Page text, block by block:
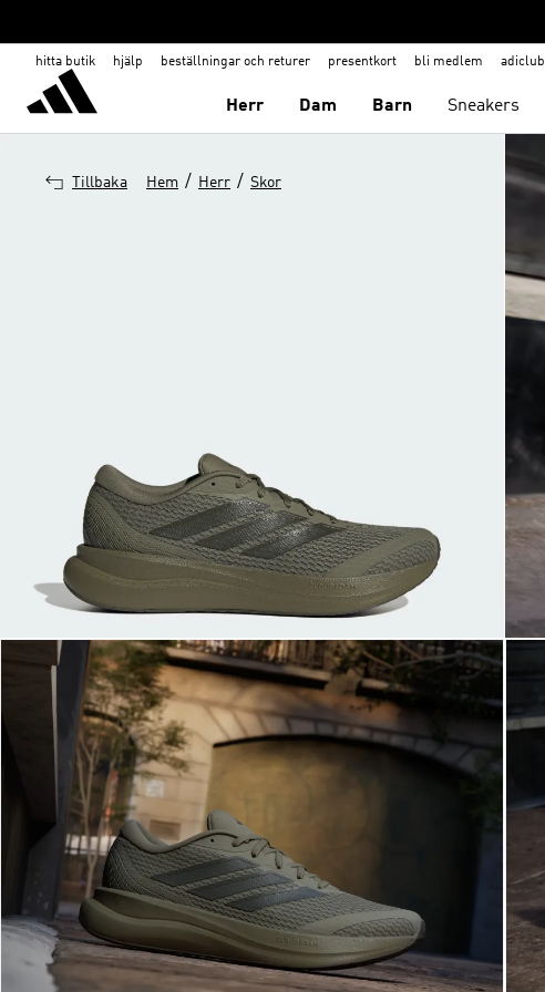
hitta butik hjälp beställningar och returer presentkort bli medlem adiclub
Herr Dam Barn Sneakers
Tillbaka Hem / Herr / Skor